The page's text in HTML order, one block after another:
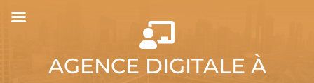

AGENCE DIGITALE À